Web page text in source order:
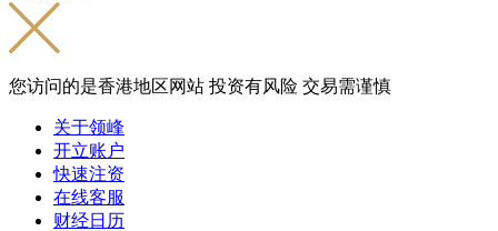
您访问的是香港地区网站 投资有风险 交易需谨慎
关于领峰
开立账户
快速注资
在线客服
财经日历